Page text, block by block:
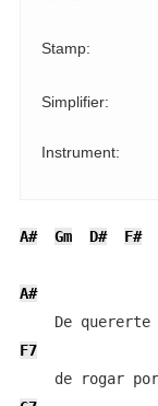
Stamp:
Simplifier:
Instrument:
A# Gm D# F#
A#
F7